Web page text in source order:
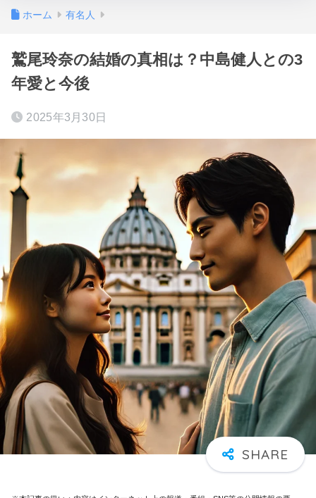
ホーム 有名人
鷲尾玲奈の結婚の真相は？中島健人との3
年愛と今後
2025年3月30日